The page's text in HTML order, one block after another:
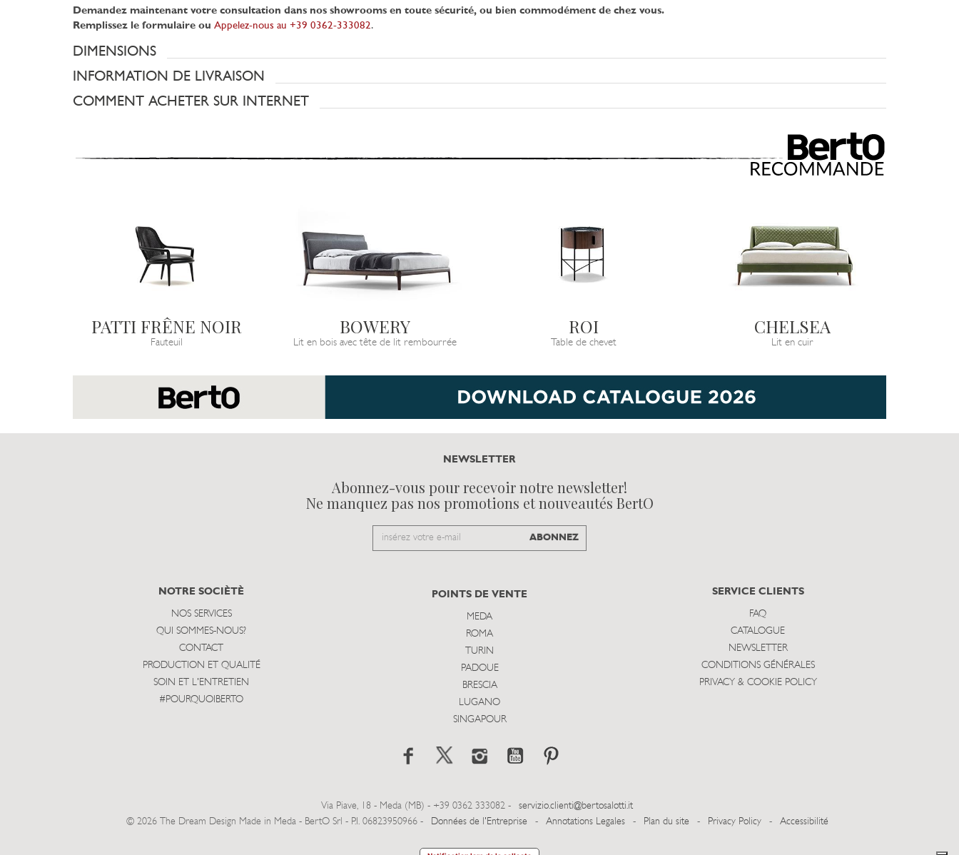
Demandez maintenant votre consultation dans nos showrooms en toute sécurité, ou bien commodément de chez vous.
Remplissez le formulaire ou Appelez-nous au +39 0362-333082.
DIMENSIONS
INFORMATION DE LIVRAISON
COMMENT ACHETER SUR INTERNET
PATTI FRÊNE NOIR
Fauteuil
BOWERY
Lit en bois avec tête de lit rembourrée
ROI
Table de chevet
CHELSEA
Lit en cuir
NEWSLETTER
Abonnez-vous pour recevoir notre newsletter!
Ne manquez pas nos promotions et nouveautés BertO
Email
ABONNEZ
NOTRE SOCIÈTÈ
NOS SERVICES
QUI SOMMES-NOUS?
CONTACT
PRODUCTION ET QUALITÉ
SOIN ET L'ENTRETIEN
#POURQUOIBERTO
POINTS DE VENTE
MEDA
ROMA
TURIN
PADOUE
BRESCIA
LUGANO
SINGAPOUR
SERVICE CLIENTS
FAQ
CATALOGUE
NEWSLETTER
CONDITIONS GÉNÉRALES
PRIVACY & COOKIE POLICY
Via Piave, 18 - Meda (MB) - +39 0362 333082 -
servizio.clienti@bertosalotti.it
© 2026 The Dream Design Made in Meda - BertO Srl - P.I. 06823950966 -
Données de l'Entreprise - Annotations Legales - Plan du site - Privacy Policy - Accessibilité